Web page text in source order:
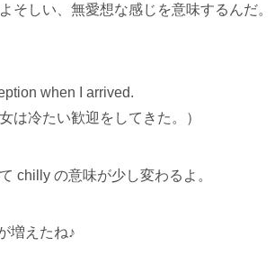
そしい、無愛想な感じを意味するんだ。
when I arrived.
は冷たい歓迎をしてきた。）
chilly の意味が少し変わるよ。
増えたね♪